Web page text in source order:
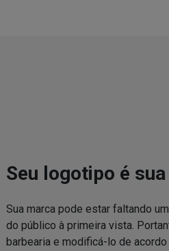
Seu logotipo é
Sua marca pode estar faltando
do público à primeira vista.
barbearia e modificá-lo de